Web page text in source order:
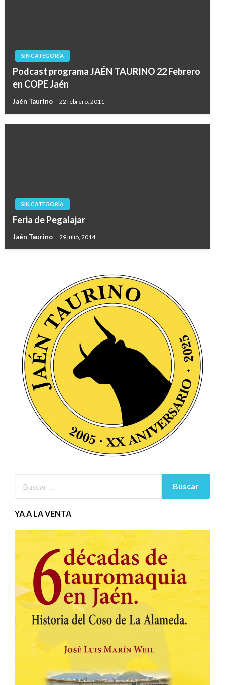
SIN CATEGORÍA
Podcast programa JAÉN TAURINO 22 Febrero
en COPE Jaén
Jaén Taurino 22 febrero, 2011
SIN CATEGORÍA
Feria de Pegalajar
Jaén Taurino 29 julio, 2014
YA A LA VENTA